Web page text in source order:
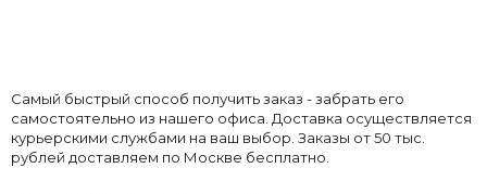
Самый быстрый способ получить заказ - забрать его
самостоятельно из нашего офиса. Доставка осуществляется
курьерскими службами на ваш выбор. Заказы от 50 тыс.
рублей доставляем по Москве бесплатно.